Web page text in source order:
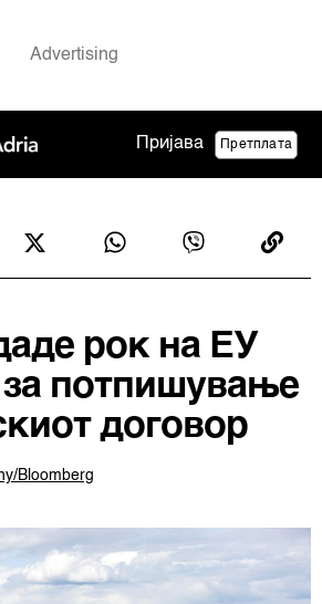
Пријава Претплата
рок на ЕУ
за потпишување
договор
Bloomberg